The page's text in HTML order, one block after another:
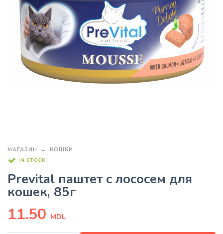
МАГАЗИН КОШКИ
IN STOCK
Prevital паштет с лососем для
кошек, 85г
11.50 MDL